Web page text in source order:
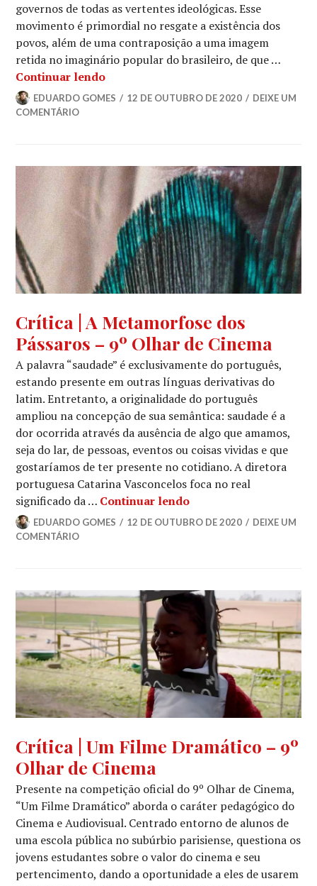
governos de todas as vertentes ideológicas. Esse
movimento é primordial no resgate a existência dos
povos, além de uma contraposição a uma imagem
retida no imaginário popular do brasileiro, de que …
Continuar lendoCrítica | A Flecha e a Farda – 9º Olhar
EDUARDO GOMES 12 DE OUTUBRO DE 2020
DEIXE UM
COMENTÁRIO
CINEMA,
CRÍTICA
CINEMATOGRÁFICA
COMPETITIVA
2020
Crítica | A Metamorfose dos
Pássaros – 9º Olhar de Cinema
A palavra “saudade” é exclusivamente do português,
estando presente em outras línguas derivativas do
latim. Entretanto, a originalidade do português
ampliou na concepção de sua semântica: saudade é a
dor ocorrida através da ausência de algo que amamos,
seja do lar, de pessoas, eventos ou coisas vividas e que
gostaríamos de ter presente no cotidiano. A diretora
portuguesa Catarina Vasconcelos foca no real
significado da … Continuar lendoCrítica | A
EDUARDO GOMES 12 DE OUTUBRO DE 2020
DEIXE UM
COMENTÁRIO
CINEMA,
CRÍTICA
CINEMATOGRÁFICA,
COMPETITIVA
2020
Crítica | Um Filme Dramático – 9º
Olhar de Cinema
Presente na competição oficial do 9º Olhar de Cinema,
“Um Filme Dramático” aborda o caráter pedagógico do
Cinema e Audiovisual. Centrado entorno de alunos de
uma escola pública no subúrbio parisiense, questiona os
jovens estudantes sobre o valor do cinema e seu
pertencimento, dando a oportunidade a eles de usarem